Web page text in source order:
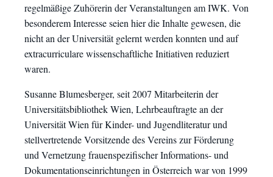
regelmäßige Zuhörerin der Veranstaltungen am IWK. Von
besonderem Interesse seien hier die Inhalte gewesen, die
nicht an der Universität gelernt werden konnten und auf
extracurriculare wissenschaftliche Initiativen reduziert
waren.
Susanne Blumesberger, seit 2007 Mitarbeiterin der
Universitätsbibliothek Wien, Lehrbeauftragte an der
Universität Wien für Kinder- und Jugendliteratur und
stellvertretende Vorsitzende des Vereins zur Förderung
und Vernetzung frauenspezifischer Informations- und
Dokumentationseinrichtungen in Österreich war von 1999